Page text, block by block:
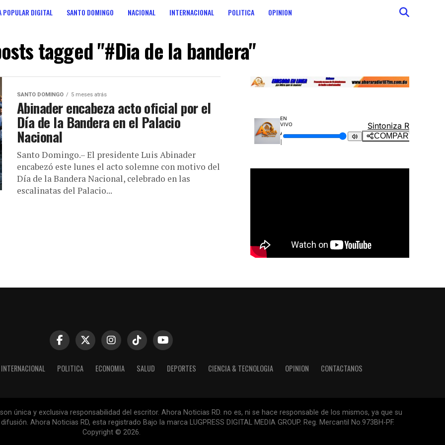
POPULAR DIGITAL SANTO DOMINGO NACIONAL INTERNACIONAL POLITICA OPINION
tagged "#Dia de la bandera"
SANTO DOMINGO 5 meses atrás
Abinader encabeza acto oficial por el
Día de la Bandera en el Palacio
Nacional
Santo Domingo.– El presidente Luis Abinader
encabezó este lunes el acto solemne con motivo del
Día de la Bandera Nacional, celebrado en las
escalinatas del Palacio...
INTERNACIONAL POLITICA ECONOMIA SALUD DEPORTES CIENCIA & TECNOLOGIA OPINION CONTACTANOS
única y exclusiva responsabilidad del escritor. Ahora Noticias RD. no es, ni se hace responsable de los mismos, ya que su
Ahora Noticias RD, esta registrado Bajo la marca LUGPRESS DIGITAL MEDIA GROUP. Reg. Mercantil No.973BH-PF.
Copyright © 2026.